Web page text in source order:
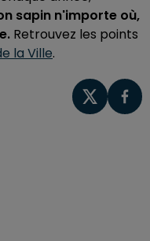
sapin n'importe où,
Retrouvez les points
la Ville.